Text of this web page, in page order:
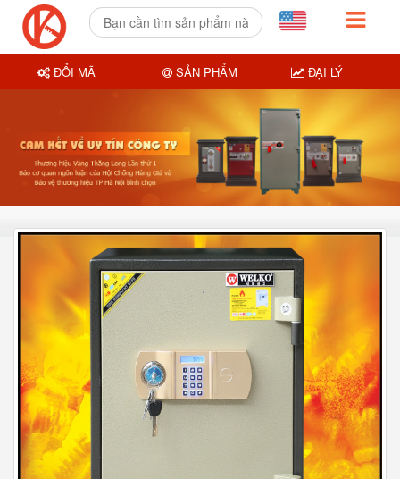
ĐỔI MÃ SẢN PHẨM ĐẠI LÝ